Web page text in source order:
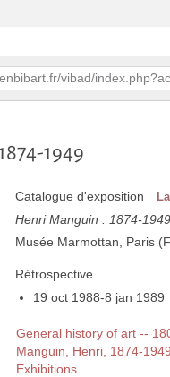
vibad/
1949
Catalogue d'exposition
Henri Manguin : 1874-1949
Musée Marmottan, Paris
Rétrospective
19 oct 1988-8 jan 1989
General history of art --
Manguin, Henri, 1874-1949
Exhibitions